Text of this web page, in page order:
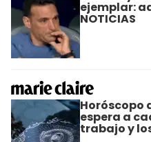
ejemplar:
NOTICIAS
Horóscopo
espera a
trabajo y